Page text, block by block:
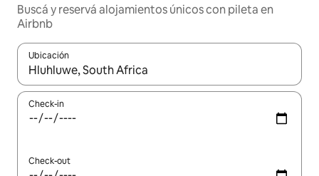
Buscá y reservá alojamientos únicos con pileta en
Airbnb
Ubicación
Cuando los resultados estén disponibles, navegá con las
Check-in
Check-out